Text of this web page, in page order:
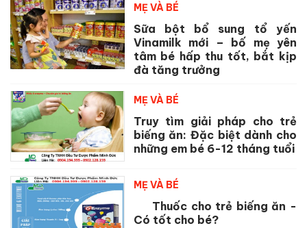
MẸ VÀ BÉ
Sữa bột bổ sung tổ yến
Vinamilk mới – bố mẹ yên
tâm bé hấp thu tốt, bắt kịp
đà tăng trưởng
MẸ VÀ BÉ
Truy tìm giải pháp cho trẻ
biếng ăn: Đặc biệt dành cho
những em bé 6-12 tháng tuổi
MẸ VÀ BÉ
Thuốc cho trẻ biếng ăn -
Có tốt cho bé?